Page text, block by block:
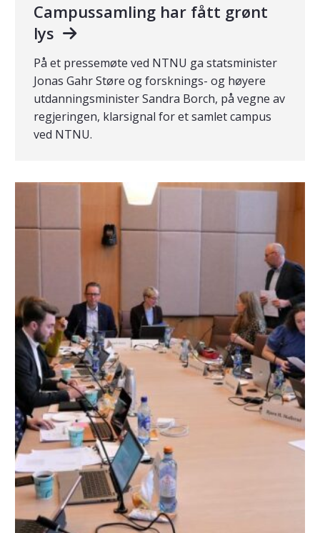
Campussamling har fått grønt
lys
På et pressemøte ved NTNU ga statsminister
Jonas Gahr Støre og forsknings- og høyere
utdanningsminister Sandra Borch, på vegne av
regjeringen, klarsignal for et samlet campus
ved NTNU.